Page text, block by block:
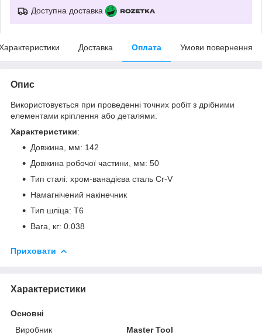
Доступна доставка
Доставка Оплата Умови повернення
Опис
Використовується при проведенні точних робіт з дрібними
елементами кріплення або деталями.
Характеристики:
Довжина, мм: 142
Довжина робочої частини, мм: 50
Тип сталі: хром-ванадієва сталь Cr-V
Намагнічений накінечник
Тип шліца: T6
Вага, кг: 0.038
Приховати
Характеристики
Основні
Виробник
Master Tool